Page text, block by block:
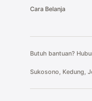
Cara Belanja
Butuh bantuan?
Sukosono, Kedung,